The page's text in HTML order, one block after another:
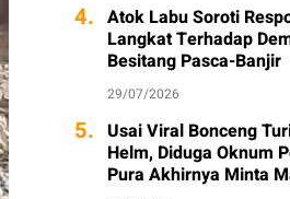
4. Atok Labu Soroti
Langkat Terhadap
Besitang Pasca-Banjir
29/07/2026
5. Usai Viral Bonceng
Helm, Diduga Oknum
Pura Akhirnya Minta